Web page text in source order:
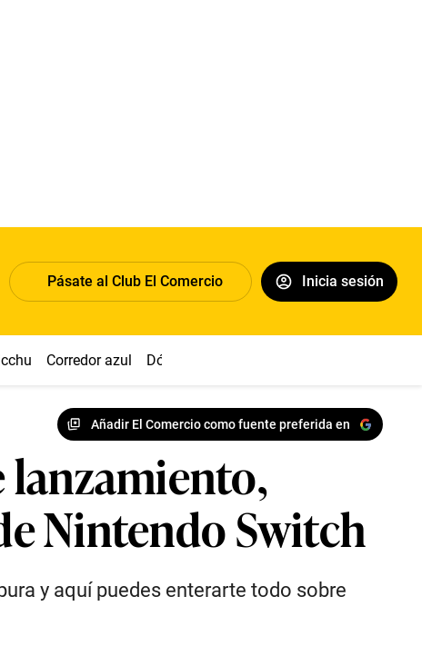
Pásate al Club El Comercio Inicia sesión
Corredor azul Dólar
Añadir El Comercio como fuente preferida en
lanzamiento,
Nintendo Switch
y aquí puedes enterarte todo sobre